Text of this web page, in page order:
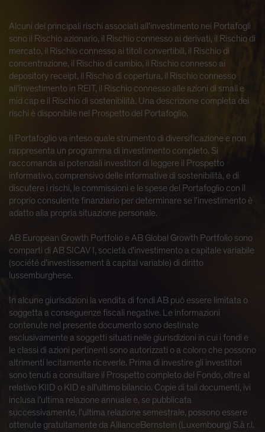
Alcuni dei principali rischi associati all'investimento nei Portafogli
sono il Rischio azionario, il Rischio connesso ai derivati, il Rischio di
mercato, il Rischio connesso ai titoli convertibili, il Rischio di
concentrazione, il Rischio di cambio, il Rischio connesso ai
depository receipt, il Rischio di copertura, il Rischio connesso
all'investimento in REIT, il Rischio connesso alle azioni di small e
mid cap e il Rischio di sostenibilità. Una descrizione completa dei
rischi è disponibile nel Prospetto del Portafoglio.
Il Portafoglio va inteso quale strumento di diversificazione e non
rappresenta un programma di investimento completo. Si
raccomanda ai potenziali investitori di leggere il Prospetto
informativo, comprensivo delle informative di sostenibilità, e di
discutere i rischi, le commissioni e le spese del Portafoglio con il
proprio consulente finanziario per determinare se l'investimento è
adatto alla propria situazione personale.
AB European Growth Portfolio e AB Global Growth Portfolio sono
comparti di AB SICAV I, società d'investimento a capitale variabile
(société d'investissement à capital variable) di diritto
lussemburghese.
In alcune giurisdizioni la vendita di fondi AB può essere limitata o
soggetta a conseguenze fiscali negative. Le informazioni
contenute nel presente documento sono destinate
esclusivamente a soggetti situati nelle giurisdizioni in cui i fondi e
le classi di azioni pertinenti sono autorizzati o a coloro che possono
altrimenti lecitamente riceverle. Prima di investire gli investitori
sono tenuti a consultare il Prospetto completo del Fondo, oltre al
relativo KIID o KID e all'ultimo bilancio. Copie di tali documenti, ivi
inclusa l’ultima relazione annuale e, se pubblicata
successivamente, l’ultima relazione semestrale, possono essere
ottenute gratuitamente da AllianceBernstein (Luxembourg) S.à r.l.